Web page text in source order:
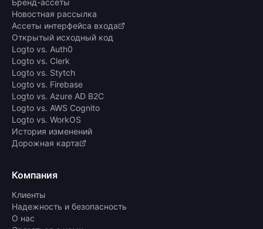
Бренд-ассеты
Новостная рассылка
Ассеты интерфейса входа
Открытый исходный код
Logto vs. Auth0
Logto vs. Clerk
Logto vs. Stytch
Logto vs. Firebase
Logto vs. Azure AD B2C
Logto vs. AWS Cognito
Logto vs. WorkOS
История изменений
Дорожная карта
Компания
Клиенты
Надежность и безопасность
О нас